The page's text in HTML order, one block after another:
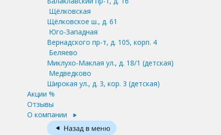
Щёлковская
Щёлковское ш., д. 61
Юго-Западная
Вернадского пр-т, д. 105, корп. 4
Беляево
Миклухо-Маклая ул., д. 18/1 (детская)
Медведково
Широкая ул., д. 3, кор. 3 (детская)
Акции %
Отзывы
О компании